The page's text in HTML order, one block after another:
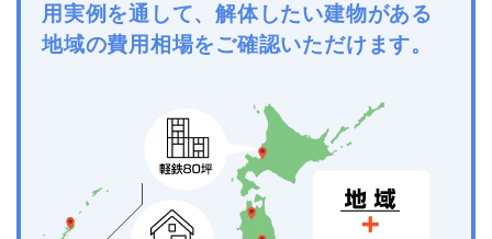
用実例を通して、解体したい建物がある
地域の費用相場をご確認いただけます。